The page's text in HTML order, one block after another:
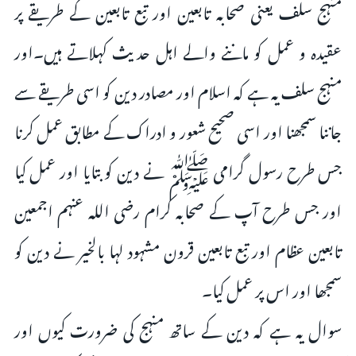
منہج سلف یعنی صحابہ تابعین اور تبع تابعین کے طریقے پر
عقیدہ و عمل کو ماننے والے اہل حدیث کہلاتے ہیں۔اور
منہج سلف یہ ہے کہ اسلام اور مصادر دین کو اسی طریقے سے
جاننا سمجھنا اور اسی صحیح شعور و ادراک کے مطابق عمل کرنا
جس طرح رسول گرامی ﷺ نے دین کو بتایا اور عمل کیا
اور جس طرح آپ کے صحابہ کرام رضی اللہ عنہم اجمعین
تابعین عظام اور تبع تابعین قرون مشہود لہا بالخیر نے دین کو
سمجھا اور اس پر عمل کیا۔
سوال یہ ہے کہ دین کے ساتھ منہج کی ضرورت کیوں اور